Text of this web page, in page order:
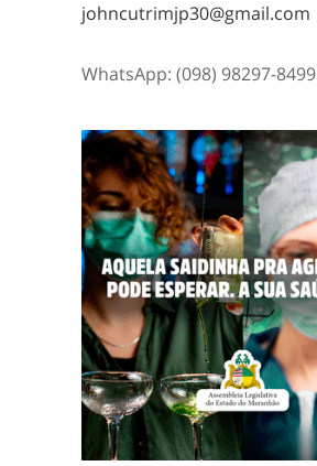
johncutrimjp30@gmail.com
WhatsApp: (098) 98297-8499